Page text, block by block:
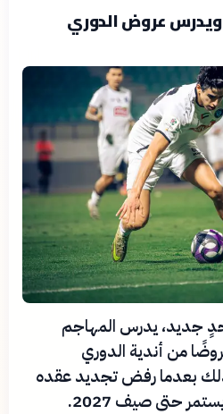
عروض الدوري
جديد، يدرس المهاجم
من أندية الدوري
بعدما رفض تجديد عقده
حتى صيف 2027.